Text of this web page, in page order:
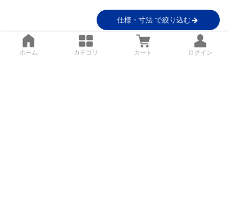
仕様・寸法 で絞り込む
ホーム カテゴリ カート ログイン